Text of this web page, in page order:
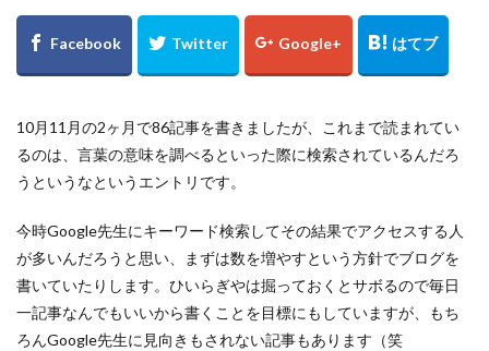
10月11月の2ヶ月で86記事を書きましたが、これまで読まれてい
るのは、言葉の意味を調べるといった際に検索されているんだろ
うというなというエントリです。
今時Google先生にキーワード検索してその結果でアクセスする人
が多いんだろうと思い、まずは数を増やすという方針でブログを
書いていたりします。ひいらぎやは掘っておくとサボるので毎日
一記事なんでもいいから書くことを目標にもしていますが、もち
ろんGoogle先生に見向きもされない記事もあります（笑